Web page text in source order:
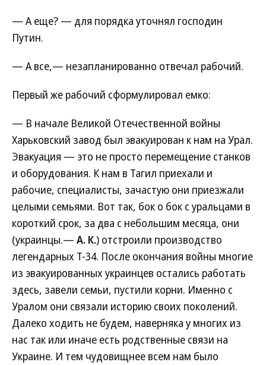
— А еще? — для порядка уточнял господин
Путин.
— А все,— незапланированно отвечал рабочий.
Первый же рабочий сформулировал емко:
— В начале Великой Отечественной войны
Харьковский завод был эвакуирован к нам на Урал.
Эвакуация — это не просто перемещение станков
и оборудования. К нам в Тагил приехали и
рабочие, специалисты, зачастую они приезжали
целыми семьями. Вот так, бок о бок с уральцами в
короткий срок, за два с небольшим месяца, они
(украинцы.— А. К.) отстроили производство
легендарных Т-34. После окончания войны многие
из эвакуированных украинцев остались работать
здесь, завели семьи, пустили корни. Именно с
Уралом они связали историю своих поколений.
Далеко ходить не будем, наверняка у многих из
нас так или иначе есть родственные связи на
Украине. И тем чудовищнее всем нам было